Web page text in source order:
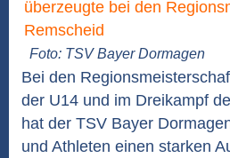
Foto: TSV Bayer Dormagen
Bei den
der U14 und im Dreikampf
hat der TSV Bayer
und Athleten einen starken